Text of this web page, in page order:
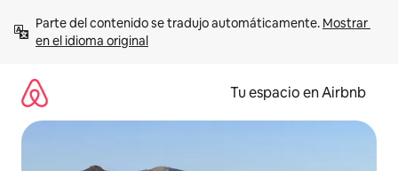
contenido
Parte del contenido se tradujo automáticamente. Mostrar
en el idioma original
Tu espacio en Airbnb